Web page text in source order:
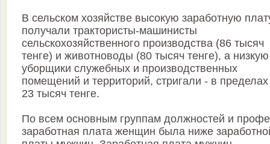
В сельском хозяйстве высокую заработную
получали трактористы-машинисты
сельскохозяйственного производства (86 тысяч
тенге) и животноводы (80 тысяч тенге), а
уборщики служебных и производственных
помещений и территорий, стригали - в
23 тысяч тенге.
По всем основным группам должностей и
заработная плата женщин была ниже